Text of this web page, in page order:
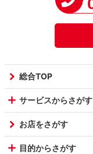
総合TOP
サービスからさがす
お店をさがす
目的からさがす